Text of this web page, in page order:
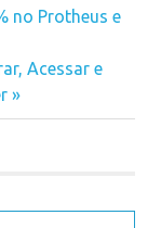
no Protheus e
Acessar e